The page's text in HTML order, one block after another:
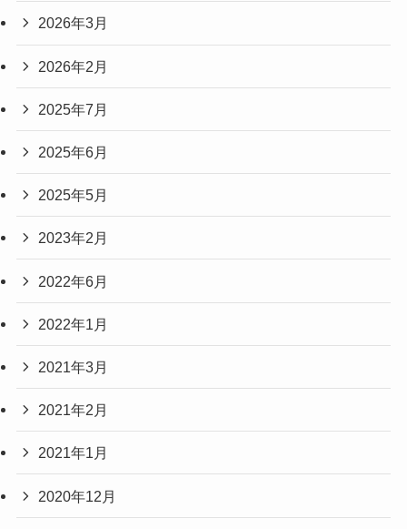
2026年3月
2026年2月
2025年7月
2025年6月
2025年5月
2023年2月
2022年6月
2022年1月
2021年3月
2021年2月
2021年1月
2020年12月